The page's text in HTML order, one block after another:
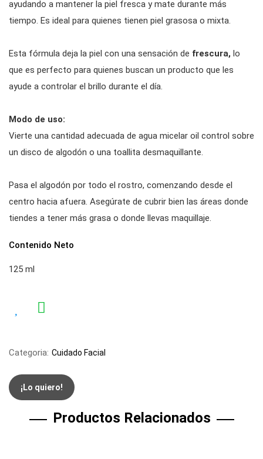
ayudando a mantener la piel fresca y mate durante más
tiempo. Es ideal para quienes tienen piel grasosa o mixta.
Esta fórmula deja la piel con una sensación de frescura, lo
que es perfecto para quienes buscan un producto que les
ayude a controlar el brillo durante el día.
Modo de uso:
Vierte una cantidad adecuada de agua micelar oil control sobre
un disco de algodón o una toallita desmaquillante.
Pasa el algodón por todo el rostro, comenzando desde el
centro hacia afuera. Asegúrate de cubrir bien las áreas donde
tiendes a tener más grasa o donde llevas maquillaje.
Contenido Neto
125 ml
Categoria: Cuidado Facial
¡Lo quiero!
Productos Relacionados